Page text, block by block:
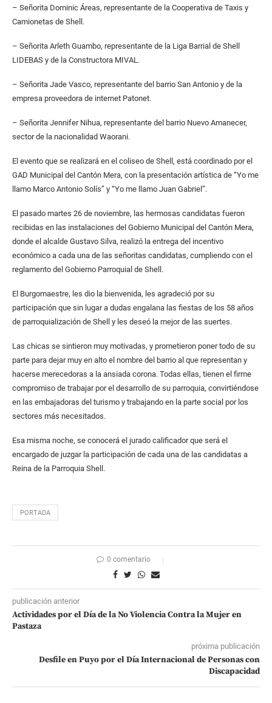
– Señorita Dominic Áreas, representante de la Cooperativa de Taxis y
Camionetas de Shell.
– Señorita Arleth Guambo, representante de la Liga Barrial de Shell
LIDEBAS y de la Constructora MIVAL.
– Señorita Jade Vasco, representante del barrio San Antonio y de la
empresa proveedora de internet Patonet.
– Señorita Jennifer Nihua, representante del barrio Nuevo Amanecer,
sector de la nacionalidad Waorani.
El evento que se realizará en el coliseo de Shell, está coordinado por el
GAD Municipal del Cantón Mera, con la presentación artística de “Yo me
llamo Marco Antonio Solís” y “Yo me llamo Juan Gabriel”.
El pasado martes 26 de noviembre, las hermosas candidatas fueron
recibidas en las instalaciones del Gobierno Municipal del Cantón Mera,
donde el alcalde Gustavo Silva, realizó la entrega del incentivo
económico a cada una de las señoritas candidatas, cumpliendo con el
reglamento del Gobierno Parroquial de Shell.
El Burgomaestre, les dio la bienvenida, les agradeció por su
participación que sin lugar a dudas engalana las fiestas de los 58 años
de parroquialización de Shell y les deseó la mejor de las suertes.
Las chicas se sintieron muy motivadas, y prometieron poner todo de su
parte para dejar muy en alto el nombre del barrio al que representan y
hacerse merecedoras a la ansiada corona. Todas ellas, tienen el firme
compromiso de trabajar por el desarrollo de su parroquia, convirtiéndose
en las embajadoras del turismo y trabajando en la parte social por los
sectores más necesitados.
Esa misma noche, se conocerá el jurado calificador que será el
encargado de juzgar la participación de cada una de las candidatas a
Reina de la Parroquia Shell.
PORTADA
0 comentario
publicación anterior
Actividades por el Día de la No Violencia Contra la Mujer en
Pastaza
próxima publicación
Desfile en Puyo por el Día Internacional de Personas con
Discapacidad